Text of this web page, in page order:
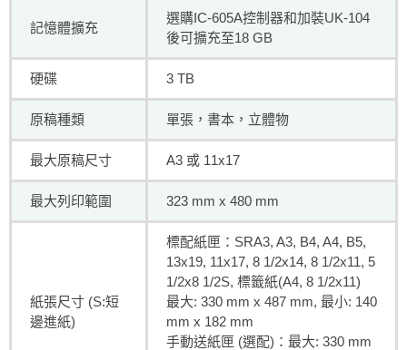
記憶體擴充
選購IC-605A控制器和加裝UK-104
後可擴充至18 GB
硬碟 3 TB
原稿種類 單張，書本，立體物
最大原稿尺寸 A3 或 11x17
最大列印範圍 323 mm x 480 mm
紙張尺寸 (S:短
邊進紙)
標配紙匣：SRA3, A3, B4, A4, B5,
13x19, 11x17, 8 1/2x14, 8 1/2x11, 5
1/2x8 1/2S, 標籤紙(A4, 8 1/2x11)
最大: 330 mm x 487 mm, 最小: 140
mm x 182 mm
手動送紙匣 (選配)：最大: 330 mm